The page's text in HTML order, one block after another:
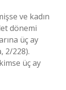
ve kadın
dönemi
üç ay
2/228).
üç ay